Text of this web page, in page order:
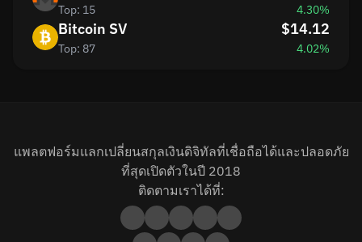
Top: 15 4.30%
Bitcoin SV
Top: 87
$14.12
4.02%
แพลตฟอร์มแลกเปลี่ยนสกุลเงินดิจิทัลที่เชื่อถือได้และปลอดภัย
ที่สุดเปิดตัวในปี 2018
ติดตามเราได้ที่: